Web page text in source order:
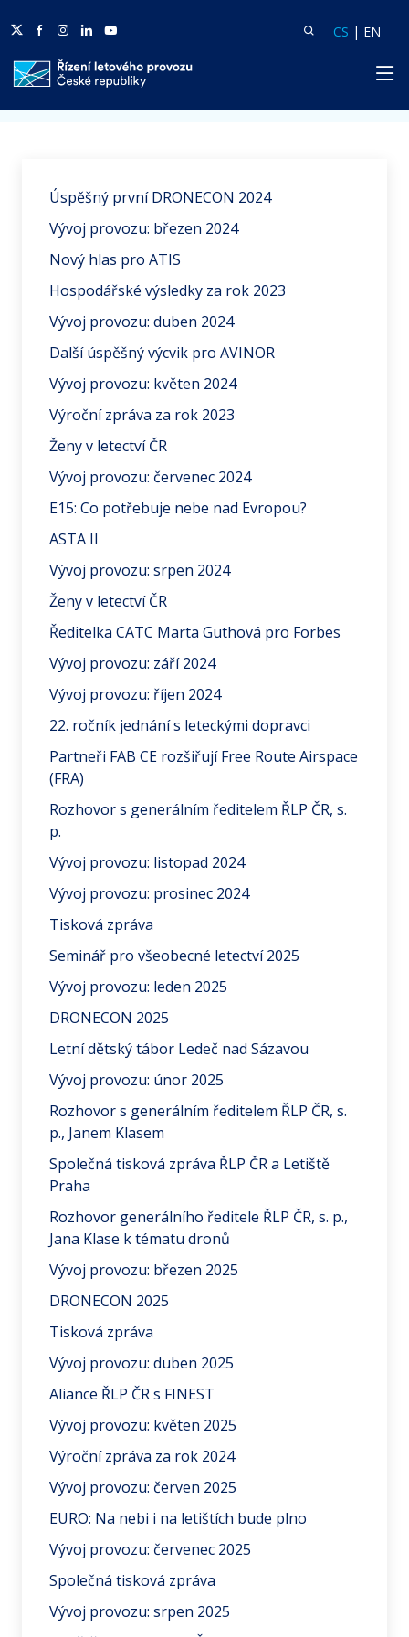
TwitterFacebook
Facebook
Linkedin Vyhledat
CS | EN
Úspěšný první DRONECON 2024
Vývoj provozu: březen 2024
Nový hlas pro ATIS
Hospodářské výsledky za rok 2023
Vývoj provozu: duben 2024
Další úspěšný výcvik pro AVINOR
Vývoj provozu: květen 2024
Výroční zpráva za rok 2023
Ženy v letectví ČR
Vývoj provozu: červenec 2024
E15: Co potřebuje nebe nad Evropou?
ASTA II
Vývoj provozu: srpen 2024
Ženy v letectví ČR
Ředitelka CATC Marta Guthová pro Forbes
Vývoj provozu: září 2024
Vývoj provozu: říjen 2024
22. ročník jednání s leteckými dopravci
Partneři FAB CE rozšiřují Free Route Airspace
(FRA)
Rozhovor s generálním ředitelem ŘLP ČR, s.
p.
Vývoj provozu: listopad 2024
Vývoj provozu: prosinec 2024
Tisková zpráva
Seminář pro všeobecné letectví 2025
Vývoj provozu: leden 2025
DRONECON 2025
Letní dětský tábor Ledeč nad Sázavou
Vývoj provozu: únor 2025
Rozhovor s generálním ředitelem ŘLP ČR, s.
p., Janem Klasem
Společná tisková zpráva ŘLP ČR a Letiště
Praha
Rozhovor generálního ředitele ŘLP ČR, s. p.,
Jana Klase k tématu dronů
Vývoj provozu: březen 2025
DRONECON 2025
Tisková zpráva
Vývoj provozu: duben 2025
Aliance ŘLP ČR s FINEST
Vývoj provozu: květen 2025
Výroční zpráva za rok 2024
Vývoj provozu: červen 2025
EURO: Na nebi i na letištích bude plno
Vývoj provozu: červenec 2025
Společná tisková zpráva
Vývoj provozu: srpen 2025